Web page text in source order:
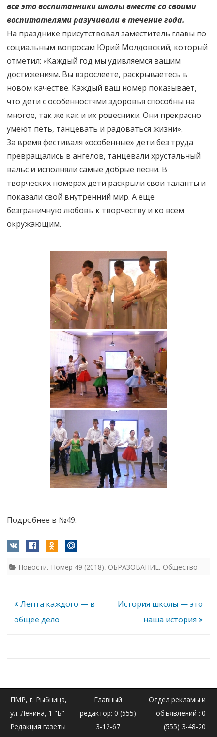
все это воспитанники школы вместе со своими
воспитателями разучивали в течение года.
На празднике присутствовал заместитель главы по
социальным вопросам Юрий Молдовский, который
отметил: «Каждый год мы удивляемся вашим
достижениям. Вы взрослеете, раскрываетесь в
новом качестве. Каждый ваш номер показывает,
что дети с особенностями здоровья способны на
многое, так же как и их ровесники. Они прекрасно
умеют петь, танцевать и радоваться жизни».
За время фестиваля «особенные» дети без труда
превращались в ангелов, танцевали хрустальный
вальс и исполняли самые добрые песни. В
творческих номерах дети раскрыли свои таланты и
показали свой внутренний мир. А еще
безграничную любовь к творчеству и ко всем
окружающим.
Подробнее в №49.
Новости, Номер 49 (2018), ОБРАЗОВАНИЕ, Общество
Навигация
по
Лепта каждого — в
общее дело
История школы — это
наша история
ПМР, г. Рыбница,
ул. Ленина, 1 "Б"
Редакция газеты
Главный
редактор: 0 (555)
3-12-67
Отдел рекламы и
объявлений : 0
(555) 3-48-20